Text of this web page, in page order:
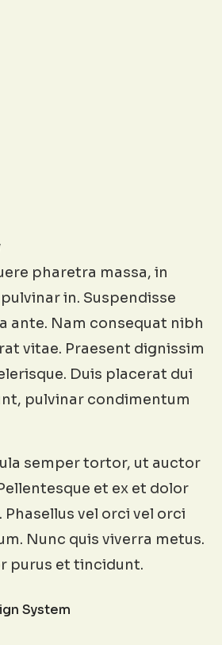
pharetra massa, in
in. Suspendisse
ante. Nam consequat nibh
vitae. Praesent dignissim
Duis placerat dui
pulvinar condimentum
semper tortor, ut auctor
et ex et dolor
vel orci vel orci
Nunc quis viverra metus.
purus et tincidunt.
System